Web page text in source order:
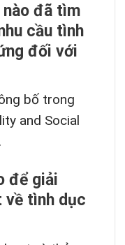
nào đã tìm
cầu tình
đối với
bố trong
and Social
để giải
về tình dục